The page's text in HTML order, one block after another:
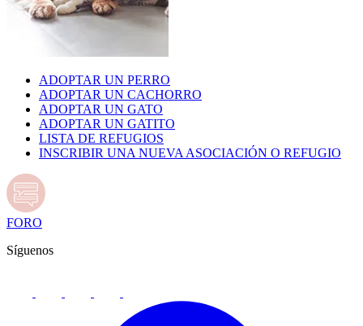
ADOPTAR UN PERRO
ADOPTAR UN CACHORRO
ADOPTAR UN GATO
ADOPTAR UN GATITO
LISTA DE REFUGIOS
INSCRIBIR UNA NUEVA ASOCIACIÓN O REFUGIO
FORO
Síguenos